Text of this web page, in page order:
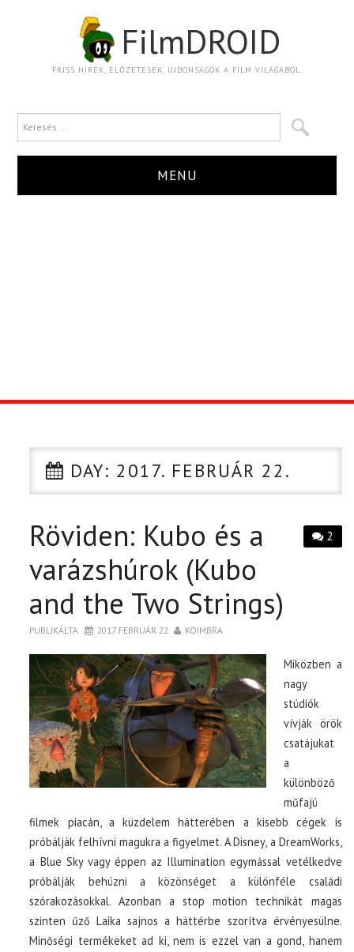
FilmDROID
FRISS HÍREK, ELŐZETESEK, ÚJDONSÁGOK A FILM VILÁGÁBÓL.
MENU
CIKK
PÓLÓ RENDELÉS
DAY: 2017. FEBRUÁR 22.
2
Röviden: Kubo és a
varázshúrok (Kubo
and the Two Strings)
PUBLIKÁLTA 2017. FEBRUÁR 22. KOIMBRA
Miközben a
nagy
stúdiók
vívják örök
csatájukat
a
különböző
műfajú
filmek piacán, a küzdelem hátterében a kisebb cégek is
próbálják felhívni magukra a figyelmet. A Disney, a DreamWorks,
a Blue Sky vagy éppen az Illumination egymással vetélkedve
próbálják behúzni a közönséget a különféle családi
szórakozásokkal. Azonban a stop motion technikát magas
szinten űző Laika sajnos a háttérbe szorítva érvényesülne.
Minőségi termékeket ad ki, nem is ezzel van a gond, hanem